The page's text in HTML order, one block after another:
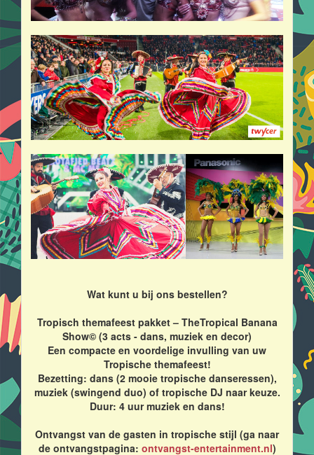
Wat kunt u bij ons bestellen?
Tropisch themafeest pakket – TheTropical Banana
Show© (3 acts - dans, muziek en decor)
Een compacte en voordelige invulling van uw
Tropische themafeest!
Bezetting: dans (2 mooie tropische danseressen),
muziek (swingend duo) of tropische DJ naar keuze.
Duur: 4 uur muziek en dans!
Ontvangst van de gasten in tropische stijl (ga naar
de ontvangstpagina: ontvangst-entertainment.nl)